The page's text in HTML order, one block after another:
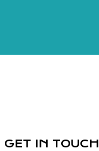
GET IN TOUCH